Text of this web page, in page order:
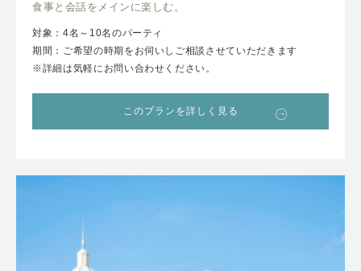
食事と会話をメインに楽しむ。
対象：4名～10名のパーティ
期間：ご希望の時期をお伺いしご相談させていただきます
※詳細は気軽にお問い合わせください。
このプランを詳しく見る